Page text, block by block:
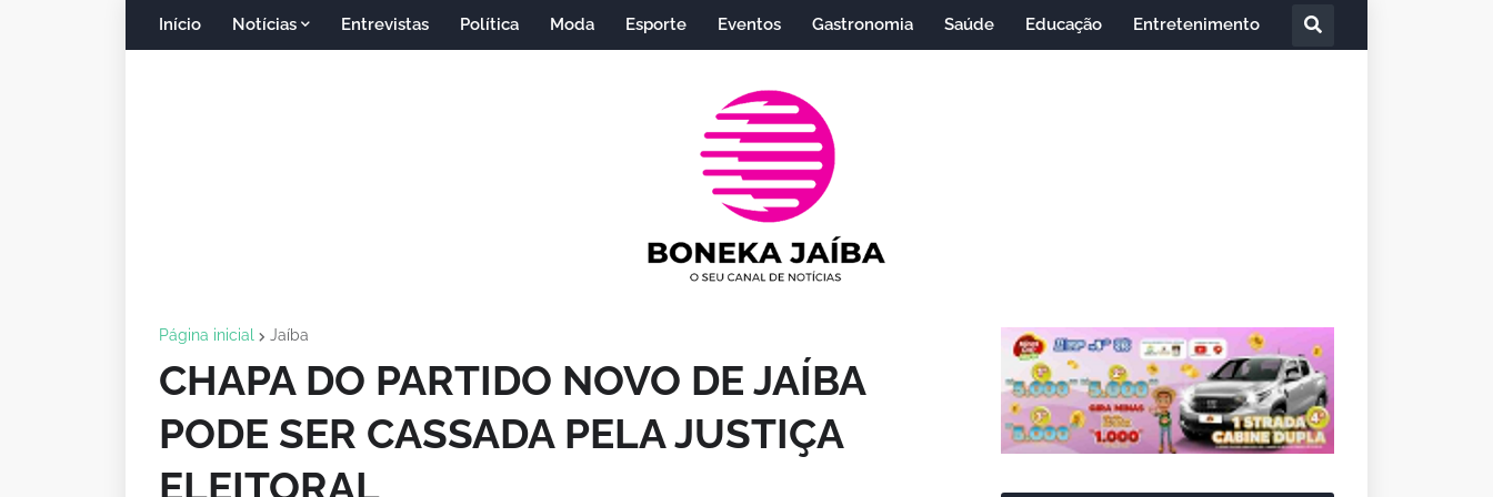
Início Notícias Entrevistas Política Moda Esporte Eventos Gastronomia Saúde Educação Entretenimento
Página inicial Jaíba
CHAPA DO PARTIDO NOVO DE JAÍBA
PODE SER CASSADA PELA JUSTIÇA
ELEITORAL